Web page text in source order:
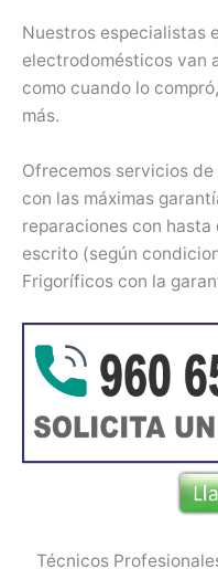
Nuestros especialistas
electrodomésticos van
como cuando lo
más.
Ofrecemos servicios
con las máximas
reparaciones con
escrito (según
Frigoríficos con la
Técnicos